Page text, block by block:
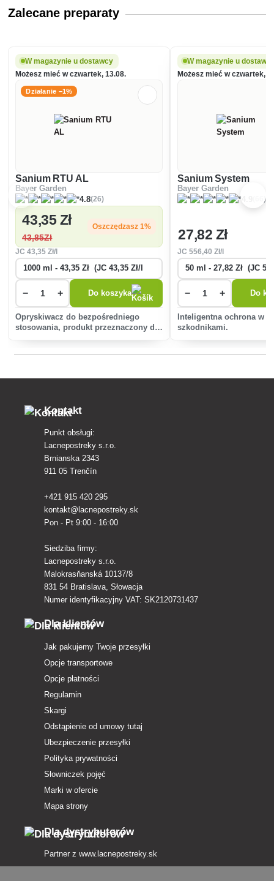
Zalecane preparaty
W magazynie u dostawcy
Możesz mieć w czwartek, 13.08.
Działanie −1%
Sanium RTU AL
Bayer Garden
4.8(26)
43,35 Zł
43,85Zł
Oszczędzasz 1%
JC43,35 Zł/l
− + Do koszyka
Opryskiwacz do bezpośredniego
stosowania, produkt przeznaczony do
W magazynie u
Możesz mieć w czwartek,
Sanium System
Bayer Garden
(66)
27,82 Zł
JC556,40 Zł/l
− + Do
Inteligentna ochrona w
szkodnikami.
Kontakt
Punkt obsługi:
Lacnepostreky s.r.o.
Brnianska 2343
911 05 Trenčín
+421 915 420 295
kontakt@lacnepostreky.sk
Pon - Pt 9:00 - 16:00
Siedziba firmy:
Lacnepostreky s.r.o.
Malokrasňanská 10137/8
831 54 Bratislava, Słowacja
Numer identyfikacyjny VAT: SK2120731437
Dla klientów
Jak pakujemy Twoje przesyłki
Opcje transportowe
Opcje płatności
Regulamin
Skargi
Odstąpienie od umowy tutaj
Ubezpieczenie przesyłki
Polityka prywatności
Słowniczek pojęć
Marki w ofercie
Mapa strony
Dla dystrybutorów
Partner z www.lacnepostreky.sk